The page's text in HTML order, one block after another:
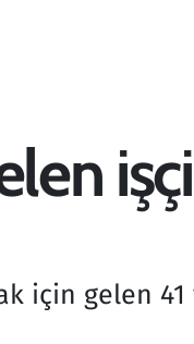
için gelen